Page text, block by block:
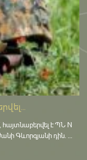
հայտնաբերվել է ՊՆ N
Գևորգյանի դին. ...